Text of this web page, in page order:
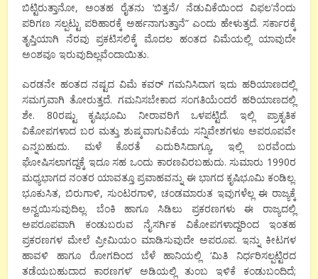
ಬಿಟ್ಟಿರುತ್ತಾನೋ, ಅಂತಹ ರೈತನು ‘ಬಿತ್ತನೆ/ ನೆಡುವಿಕೆಯಿಂದ ವಿಫಲ’ನೆಂದು
ಪರಿಗಣ ಸಲ್ಪಟ್ಟು ಪರಿಹಾರಕ್ಕೆ ಅರ್ಹನಾಗುತ್ತಾನೆ” ಎಂದು ಹೇಳುತ್ತದೆ. ಸರ್ಕಾರಕ್ಕೆ
ತೃಪ್ತಿಯಾಗಿ ನೆರವು ಪ್ರಕಟಿಸಲಿಕ್ಕೆ ಮೊದಲ ಹಂತದ ವಿಮೆಯಲ್ಲಿ ಯಾವುದೇ
ಅಂಶವೂ ಇರುವುದಿಲ್ಲವೆಂದಾಯಿತು.
ಎರಡನೇ ಹಂತದ ನಷ್ಟದ ವಿಮೆ ಕವರ್ ಗಮನಿಸಿದಾಗ ಇದು ಹರಿಯಾಣದಲ್ಲಿ
ಸಮಗ್ರವಾಗಿ ತೋರುತ್ತದೆ. ಗಮನಿಸಬೇಕಾದ ಸಂಗತಿಯೆಂದರೆ ಹರಿಯಾಣದಲ್ಲಿ
ಶೇ. 80ರಷ್ಟು ಕೃಷಿಭೂಮಿ ನೀರಾವರಿಗೆ ಒಳಪಟ್ಟಿದೆ. ಇಲ್ಲಿ ಪ್ರಾಕೃತಿಕ
ವಿಕೋಪಗಳಾದ ಬರ ಮತ್ತು ಶುಷ್ಕವಾಗುವಿಕೆಯ ಸನ್ನಿವೇಶಗಳೂ ಅಪರೂಪವೇ
ಎನ್ನಬಹುದು. ಮಳೆ ಕೊರತೆ ಎದುರಿಸಿದಾಗ್ಯೂ, ಇಲ್ಲಿ ಬರವೆಂದು
ಘೋಷಿಸಲಾಗದ್ದಕ್ಕೆ ಇದೂ ಸಹ ಒಂದು ಕಾರಣವಿರಬಹುದು. ಸುಮಾರು 1990ರ
ಮಧ್ಯಭಾಗದ ನಂತರ ಯಾವತ್ತೂ ಪ್ರವಾಹವನ್ನು ಈ ಭಾಗದ ಕೃಷಿಭೂಮಿ ಕಂಡಿಲ್ಲ.
ಭೂಕುಸಿತ, ಬಿರುಗಾಳಿ, ಸುಂಟರಗಾಳಿ, ಚಂಡಮಾರುತ ಇವುಗಳೆಲ್ಲ ಈ ರಾಜ್ಯಕ್ಕೆ
ಅನ್ವಯಿಸುವುದಿಲ್ಲ. ಬೆಂಕಿ ಹಾಗೂ ಸಿಡಿಲು ಪ್ರಕರಣಗಳು ಈ ರಾಜ್ಯದಲ್ಲಿ
ಅಪರೂಪವಾಗಿ ಕಂಡುಬರುವ ನೈಸರ್ಗಿಕ ವಿಕೋಪಗಳಾದ್ದರಿಂದ ಇಂತಹ
ಪ್ರಕರಣಗಳ ಮೇಲೆ ಪ್ರೀಮಿಯಂ ಮಾಡಿಸುವುದೇ ಅಪರೂಪ. ಇನ್ನು ಕೀಟಗಳ
ಹಾವಳಿ ಹಾಗೂ ರೋಗದಿಂದ ಬೆಳೆ ಹಾನಿಯಲ್ಲಿ ‘ಮಿತಿ ನಿರ್ಧರಿಸಲ್ಪಟ್ಟಿರದ
ತಡೆಯಬಹುದಾದ ಕಾರಣಗಳ’ ಅಡಿಯಲ್ಲಿ ತುಂಬ ಇಳಿಕೆ ಕಂಡುಬಂದಿದೆ;